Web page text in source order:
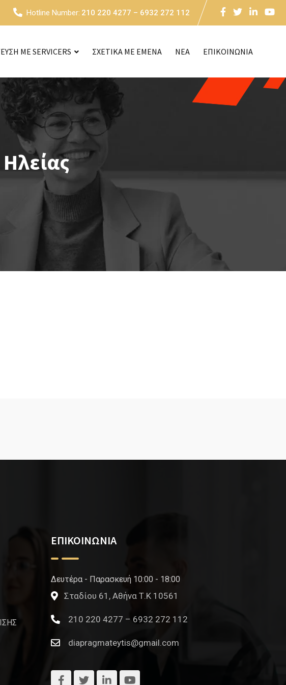
Hotline Number: 210 220 4277 – 6932 272 112
ΜΕ SERVICERS ΣΧΕΤΙΚΑ ΜΕ ΕΜΕΝΑ NEA ΕΠΙΚΟΙΝΩΝΙΑ
ΕΠΙΚΟΙΝΩΝΙΑ
Δευτέρα - Παρασκευή 10:00 - 18:00
Σταδίου 61, Αθήνα Τ.Κ 10561
210 220 4277 – 6932 272 112
diapragmateytis@gmail.com